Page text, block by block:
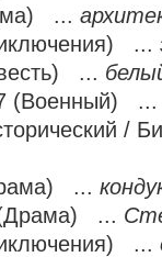
...
...
...
(Военный)
/
...
...
...